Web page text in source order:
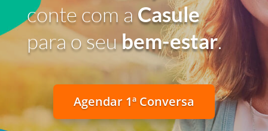
conte com a Casule
para o seubem-estar.
Agendar 1ª Conversa